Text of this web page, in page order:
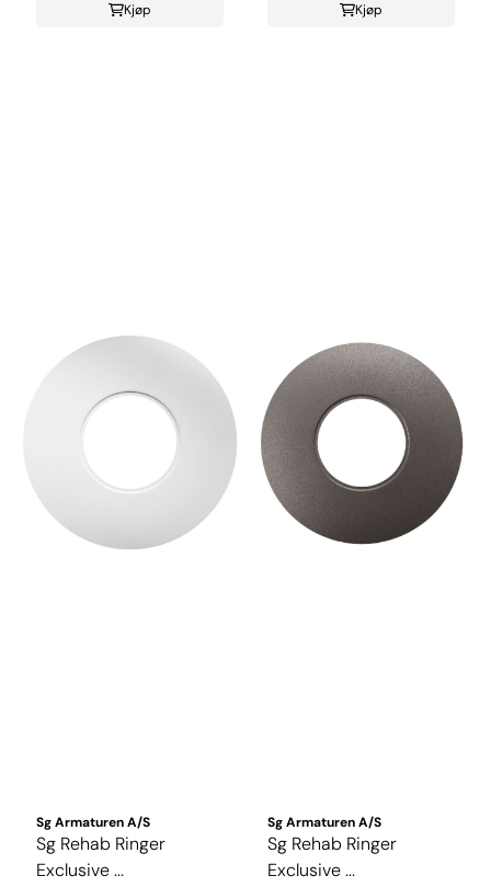
Kjøp
Kjøp
Sg Armaturen A/S
Sg Rehab Ringer
Exclusive ...
Sg Armaturen A/S
Sg Rehab Ringer
Exclusive ...